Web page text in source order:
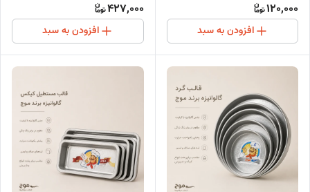
120,000
افزودن به سبد
427,000
افزودن به سبد